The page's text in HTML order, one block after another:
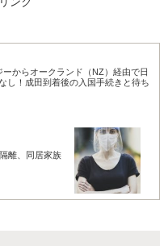
ーからオークランド（NZ）経由で日
し！成田到着後の入国手続きと待ち
離、同居家族